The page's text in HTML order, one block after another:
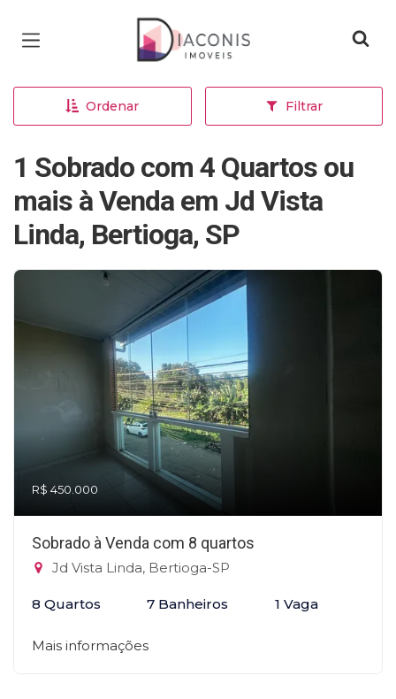
Página inicial
Ordenar Filtrar
1 Sobrado com 4 Quartos ou
mais à Venda em Jd Vista
Linda, Bertioga, SP
R$ 450.000
Sobrado à Venda com 8 quartos
Jd Vista Linda, Bertioga-SP
8 Quartos 7 Banheiros 1 Vaga
Mais informações